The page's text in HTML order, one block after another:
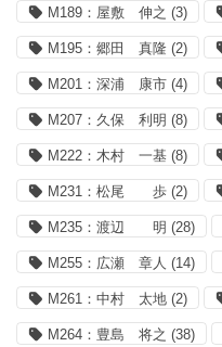
M189：屋敷 伸之 (3)
M195：郷田 真隆 (2)
M201：深浦 康市 (4)
M207：久保 利明 (8)
M222：木村 一基 (8)
M231：松尾 歩 (2)
M235：渡辺 明 (28)
M255：広瀬 章人 (14)
M261：中村 太地 (2)
M264：豊島 将之 (38)